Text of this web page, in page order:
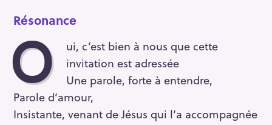
Résonance
O
ui, c’est bien à nous que cette
invitation est adressée
Une parole, forte à entendre,
Parole d’amour,
Insistante, venant de Jésus qui l’a accompagnée